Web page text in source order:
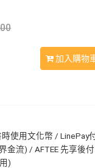
加入購物
使用文化幣 / LinePay
流) / AFTEE 先享後
)